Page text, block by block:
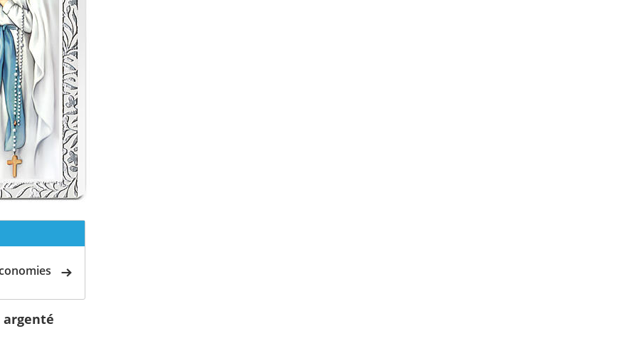
argenté